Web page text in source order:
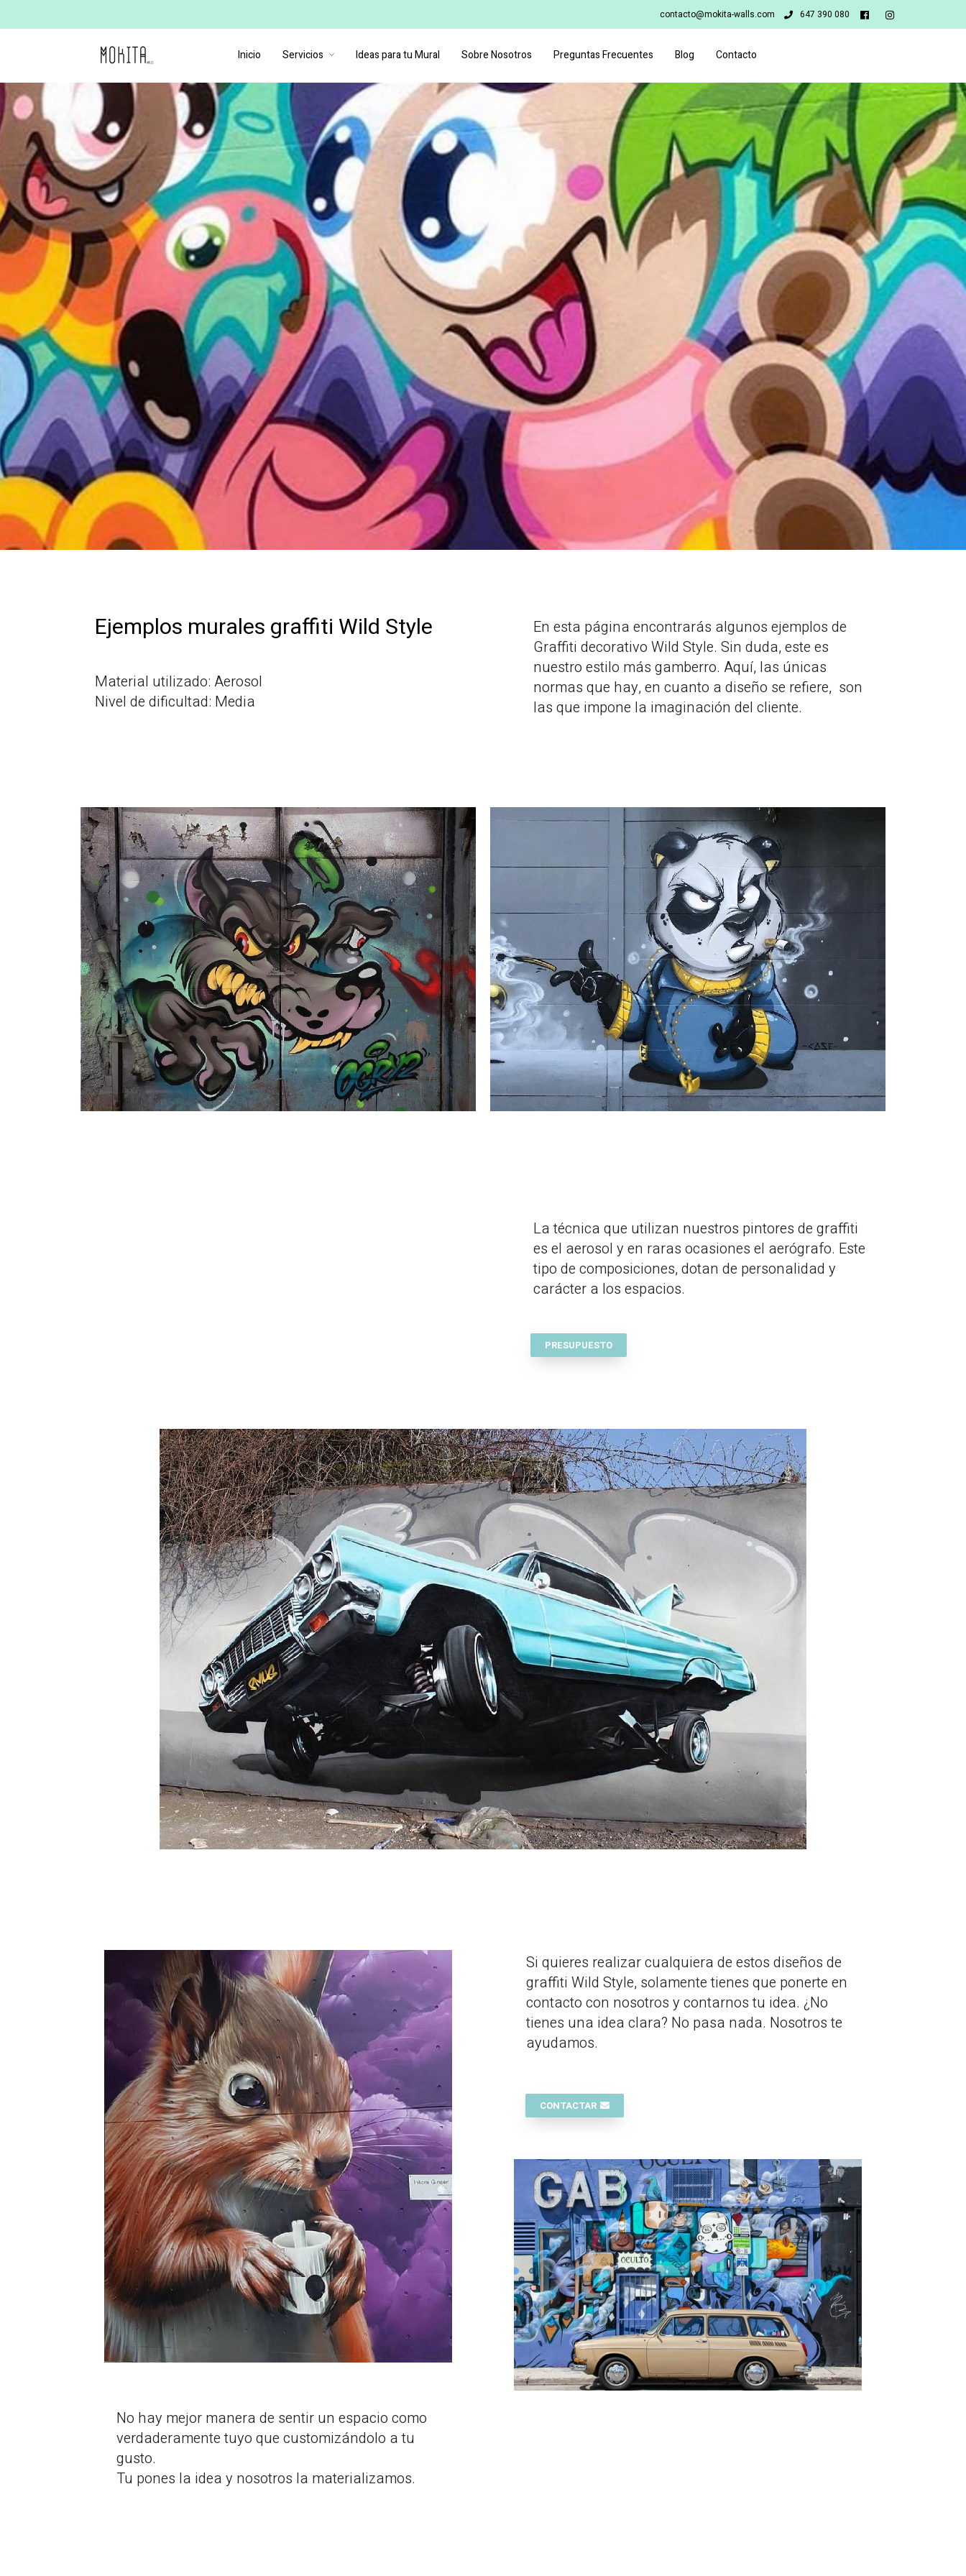
contacto@mokita-walls.com 647 390 080
Inicio Servicios Ideas para tu Mural Sobre Nosotros Preguntas Frecuentes Blog Contacto
Ejemplos murales graffiti Wild Style
Material utilizado: Aerosol
Nivel de dificultad: Media
En esta página encontrarás algunos ejemplos de
Graffiti decorativo Wild Style. Sin duda, este es
nuestro estilo más gamberro. Aquí, las únicas
normas que hay, en cuanto a diseño se refiere, son
las que impone la imaginación del cliente.
La técnica que utilizan nuestros pintores de graffiti
es el aerosol y en raras ocasiones el aerógrafo. Este
tipo de composiciones, dotan de personalidad y
carácter a los espacios.
PRESUPUESTO
No hay mejor manera de sentir un espacio como
verdaderamente tuyo que customizándolo a tu
gusto.
Tu pones la idea y nosotros la materializamos.
Si quieres realizar cualquiera de estos diseños de
graffiti Wild Style, solamente tienes que ponerte en
contacto con nosotros y contarnos tu idea. ¿No
tienes una idea clara? No pasa nada. Nosotros te
ayudamos.
CONTACTAR